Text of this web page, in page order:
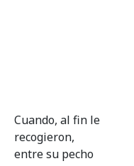
Cuando, al fin le
recogieron,
entre su pecho